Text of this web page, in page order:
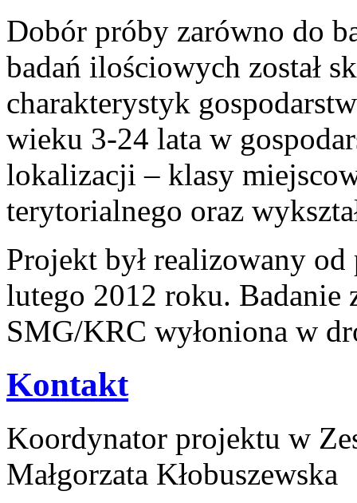
Dobór próby zarówno do
badań ilościowych został
charakterystyk
wieku 3-24 lata w
lokalizacji – klasy
terytorialnego oraz
Projekt był realizowany
lutego 2012 roku. Badanie
SMG/KRC wyłoniona w
Kontakt
Koordynator projektu w
Małgorzata Kłobuszewska